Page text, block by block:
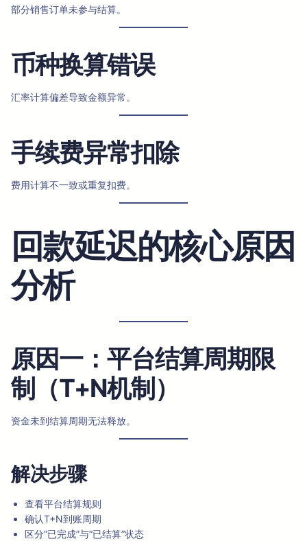
部分销售订单未参与结算。
币种换算错误
汇率计算偏差导致金额异常。
手续费异常扣除
费用计算不一致或重复扣费。
回款延迟的核心原因
分析
原因一：平台结算周期限
制（T+N机制）
资金未到结算周期无法释放。
解决步骤
查看平台结算规则
确认T+N到账周期
区分“已完成”与“已结算”状态